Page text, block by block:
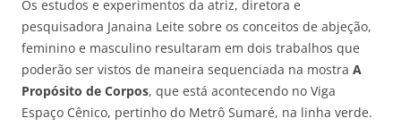
Os estudos e experimentos da atriz, diretora e
pesquisadora Janaina Leite sobre os conceitos de abjeção,
feminino e masculino resultaram em dois trabalhos que
poderão ser vistos de maneira sequenciada na mostra A
Propósito de Corpos, que está acontecendo no Viga
Espaço Cênico, pertinho do Metrô Sumaré, na linha verde.